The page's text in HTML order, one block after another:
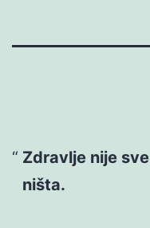
Zdravlje nije
ništa.